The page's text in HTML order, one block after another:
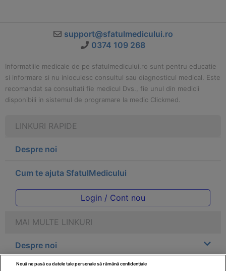
support@sfatulmedicului.ro
0374 109 268
Informatiile medicale de pe sfatulmedicului.ro sunt pentru educatie
si informare si nu inlocuiesc consultul sau diagnosticul medical. Este
recomandat sa consultati fie medicul Dvs., fie unul din medicii
disponibili in sistemul de programare la medic Clickmed.
LINKURI RAPIDE
Despre noi
Cum te ajuta SfatulMedicului
Login / Cont nou
MAI MULTE LINKURI
Despre noi
Legal
Nouă ne pasă ca datele tale personale să rămână confidențiale